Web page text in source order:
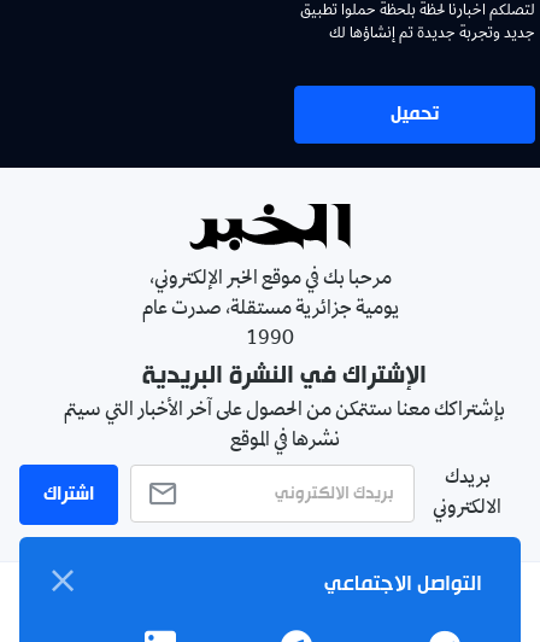
لتصلكم اخبارنا لحظة بلحظة حملوا تطبيق
جديد وتجربة جديدة تم إنشاؤها لك
تحميل
مرحبا بك في موقع الخبر الإلكتروني،
يومية جزائرية مستقلة، صدرت عام
1990
الإشتراك في النشرة البريدية
بإشتراكك معنا ستتمكن من الحصول على آخر الأخبار التي سيتم
نشرها في الموقع
بريدك
الالكتروني
اشتراك
التواصل الاجتماعي